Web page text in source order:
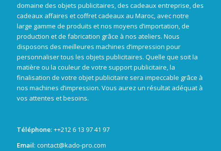
domaine des objets publicitaires, des cadeaux entreprise, des
cadeaux affaires et coffret cadeaux au Maroc, avec notre
large gamme de produits et nos moyens d’importation, de
production et de fabrication grâce à nos ateliers. Nous
disposons des meilleures machines d’impression pour
personnaliser tous les objets publicitaires. Quelle que soit la
matière ou la couleur de votre support publicitaire, la
finalisation de votre objet publicitaire sera impeccable grâce à
nos machines d’impression. Vous aurez un résultat adéquat à
vos attentes et besoins.
Téléphone: ++212 6 13 97 41 97
Email: contact@kado-pro.com